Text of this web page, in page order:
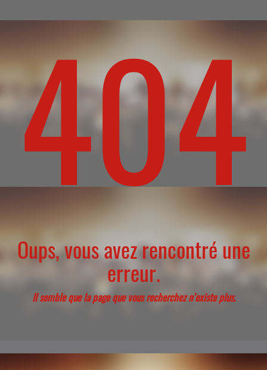
404
Oups, vous avez rencontré une
erreur.
Il semble que la page que vous recherchez n’existe plus.